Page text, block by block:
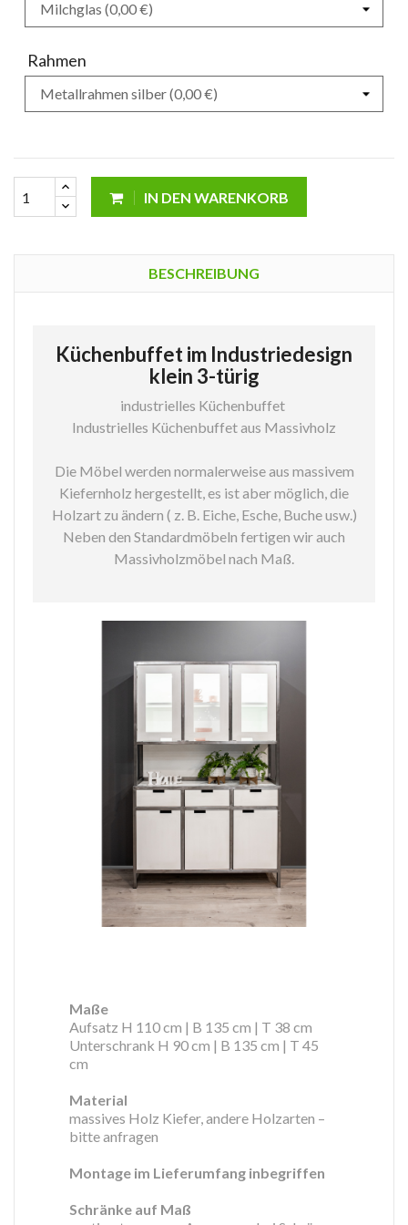
Rahmen
IN DEN WARENKORB
BESCHREIBUNG
Küchenbuffet im Industriedesign
klein 3-türig
industrielles Küchenbuffet
Industrielles Küchenbuffet aus Massivholz
Die Möbel werden normalerweise aus massivem
Kiefernholz hergestellt, es ist aber möglich, die
Holzart zu ändern ( z. B. Eiche, Esche, Buche usw.)
Neben den Standardmöbeln fertigen wir auch
Massivholzmöbel nach Maß.
Maße
Aufsatz H 110 cm | B 135 cm | T 38 cm
Unterschrank H 90 cm | B 135 cm | T 45
cm
Material
massives Holz Kiefer, andere Holzarten –
bitte anfragen
Montage im Lieferumfang inbegriffen
Schränke auf Maß